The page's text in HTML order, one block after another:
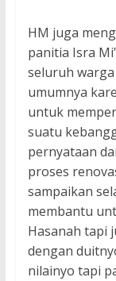
HM juga
panitia Isra
seluruh
umumnya
untuk
suatu
pernyataan
proses
sampaikan
membantu
Hasanah tapi
dengan
nilainyo tapi